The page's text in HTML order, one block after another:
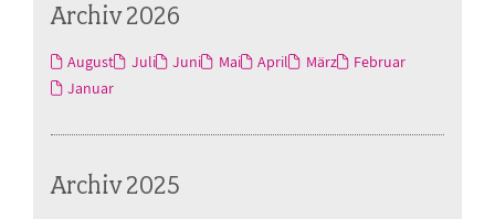
Archiv 2026
August Juli Juni Mai April März
Februar
Januar
Archiv 2025